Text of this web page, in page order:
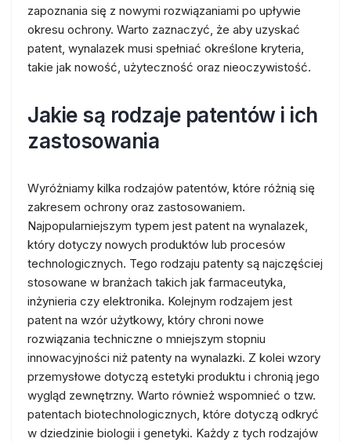
zapoznania się z nowymi rozwiązaniami po upływie
okresu ochrony. Warto zaznaczyć, że aby uzyskać
patent, wynalazek musi spełniać określone kryteria,
takie jak nowość, użyteczność oraz nieoczywistość.
Jakie są rodzaje patentów i ich
zastosowania
Wyróżniamy kilka rodzajów patentów, które różnią się
zakresem ochrony oraz zastosowaniem.
Najpopularniejszym typem jest patent na wynalazek,
który dotyczy nowych produktów lub procesów
technologicznych. Tego rodzaju patenty są najczęściej
stosowane w branżach takich jak farmaceutyka,
inżynieria czy elektronika. Kolejnym rodzajem jest
patent na wzór użytkowy, który chroni nowe
rozwiązania techniczne o mniejszym stopniu
innowacyjności niż patenty na wynalazki. Z kolei wzory
przemysłowe dotyczą estetyki produktu i chronią jego
wygląd zewnętrzny. Warto również wspomnieć o tzw.
patentach biotechnologicznych, które dotyczą odkryć
w dziedzinie biologii i genetyki. Każdy z tych rodzajów